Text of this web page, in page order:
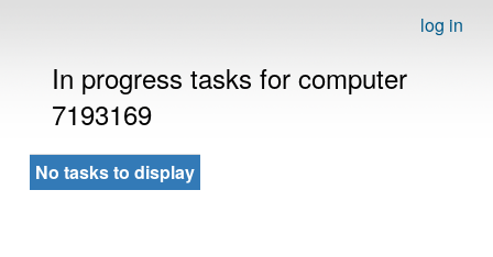
log in
In progress tasks for computer
7193169
No tasks to display